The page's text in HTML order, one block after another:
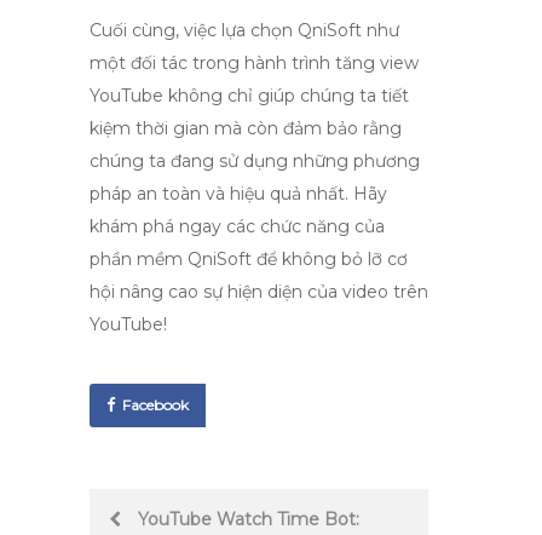
Cuối cùng, việc lựa chọn QniSoft như
một đối tác trong hành trình tăng view
YouTube không chỉ giúp chúng ta tiết
kiệm thời gian mà còn đảm bảo rằng
chúng ta đang sử dụng những phương
pháp an toàn và hiệu quả nhất. Hãy
khám phá ngay các chức năng của
phần mềm QniSoft để không bỏ lỡ cơ
hội nâng cao sự hiện diện của video trên
YouTube!
Facebook
PostYouTube Watch Time Bot: